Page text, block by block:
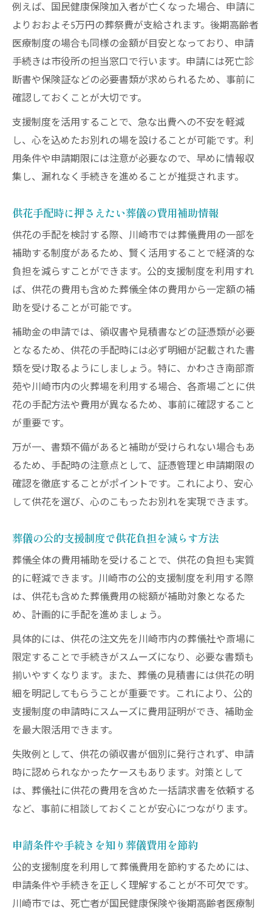
例えば、国民健康保険加入者が亡くなった場合、申請に
よりおおよそ5万円の葬祭費が支給されます。後期高齢者
医療制度の場合も同様の金額が目安となっており、申請
手続きは市役所の担当窓口で行います。申請には死亡診
断書や保険証などの必要書類が求められるため、事前に
確認しておくことが大切です。
支援制度を活用することで、急な出費への不安を軽減
し、心を込めたお別れの場を設けることが可能です。利
用条件や申請期限には注意が必要なので、早めに情報収
集し、漏れなく手続きを進めることが推奨されます。
供花手配時に押さえたい葬儀の費用補助情報
供花の手配を検討する際、川崎市では葬儀費用の一部を
補助する制度があるため、賢く活用することで経済的な
負担を減らすことができます。公的支援制度を利用すれ
ば、供花の費用も含めた葬儀全体の費用から一定額の補
助を受けることが可能です。
補助金の申請では、領収書や見積書などの証憑類が必要
となるため、供花の手配時には必ず明細が記載された書
類を受け取るようにしましょう。特に、かわさき南部斎
苑や川崎市内の火葬場を利用する場合、各斎場ごとに供
花の手配方法や費用が異なるため、事前に確認すること
が重要です。
万が一、書類不備があると補助が受けられない場合もあ
るため、手配時の注意点として、証憑管理と申請期限の
確認を徹底することがポイントです。これにより、安心
して供花を選び、心のこもったお別れを実現できます。
葬儀の公的支援制度で供花負担を減らす方法
葬儀全体の費用補助を受けることで、供花の負担も実質
的に軽減できます。川崎市の公的支援制度を利用する際
は、供花も含めた葬儀費用の総額が補助対象となるた
め、計画的に手配を進めましょう。
具体的には、供花の注文先を川崎市内の葬儀社や斎場に
限定することで手続きがスムーズになり、必要な書類も
揃いやすくなります。また、葬儀の見積書には供花の明
細を明記してもらうことが重要です。これにより、公的
支援制度の申請時にスムーズに費用証明ができ、補助金
を最大限活用できます。
失敗例として、供花の領収書が個別に発行されず、申請
時に認められなかったケースもあります。対策として
は、葬儀社に供花の費用を含めた一括請求書を依頼する
など、事前に相談しておくことが安心につながります。
申請条件や手続きを知り葬儀費用を節約
公的支援制度を利用して葬儀費用を節約するためには、
申請条件や手続きを正しく理解することが不可欠です。
川崎市では、死亡者が国民健康保険や後期高齢者医療制